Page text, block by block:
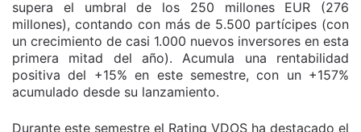
supera el umbral de los 250 millones EUR (276
millones), contando con más de 5.500 partícipes (con
un crecimiento de casi 1.000 nuevos inversores en esta
primera mitad del año). Acumula una rentabilidad
positiva del +15% en este semestre, con un +157%
acumulado desde su lanzamiento.
Durante este semestre el Rating VDOS ha destacado el